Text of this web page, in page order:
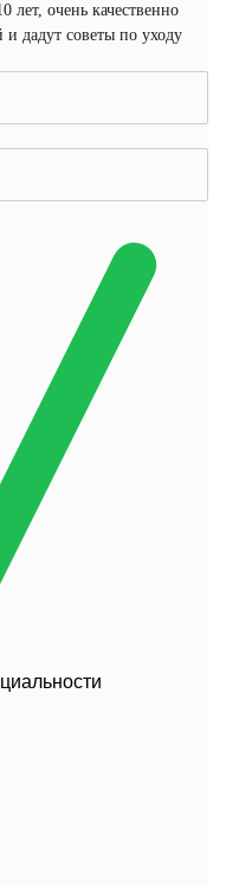
лет, очень качественно
и дадут советы по уходу